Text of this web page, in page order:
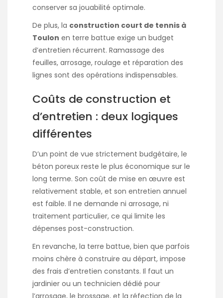
conserver sa jouabilité optimale.
De plus, la construction court de tennis à
Toulon en terre battue exige un budget
d’entretien récurrent. Ramassage des
feuilles, arrosage, roulage et réparation des
lignes sont des opérations indispensables.
Coûts de construction et
d’entretien : deux logiques
différentes
D’un point de vue strictement budgétaire, le
béton poreux reste le plus économique sur le
long terme. Son coût de mise en œuvre est
relativement stable, et son entretien annuel
est faible. Il ne demande ni arrosage, ni
traitement particulier, ce qui limite les
dépenses post-construction.
En revanche, la terre battue, bien que parfois
moins chère à construire au départ, impose
des frais d’entretien constants. Il faut un
jardinier ou un technicien dédié pour